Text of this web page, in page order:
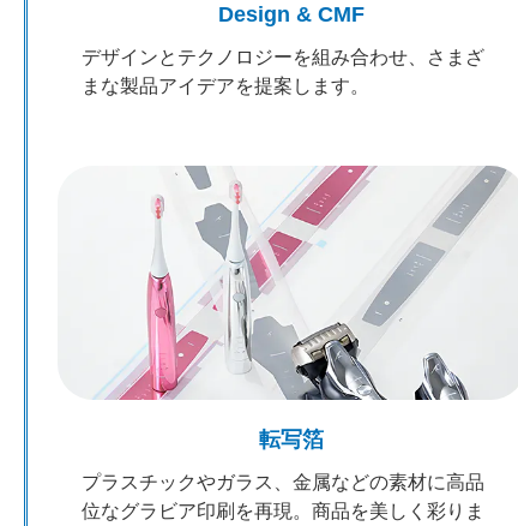
Design & CMF
デザインとテクノロジーを組み合わせ、さまざ
まな製品アイデアを提案します。
転写箔
プラスチックやガラス、金属などの素材に高品
位なグラビア印刷を再現。商品を美しく彩りま